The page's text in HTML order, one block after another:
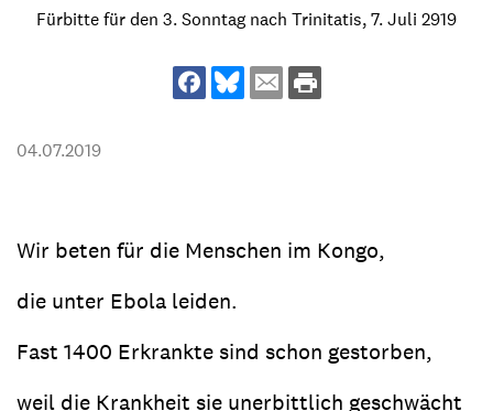
Fürbitte für den 3. Sonntag nach Trinitatis, 7. Juli 2919
04.07.2019
Wir beten für die Menschen im Kongo,
die unter Ebola leiden.
Fast 1400 Erkrankte sind schon gestorben,
weil die Krankheit sie unerbittlich geschwächt